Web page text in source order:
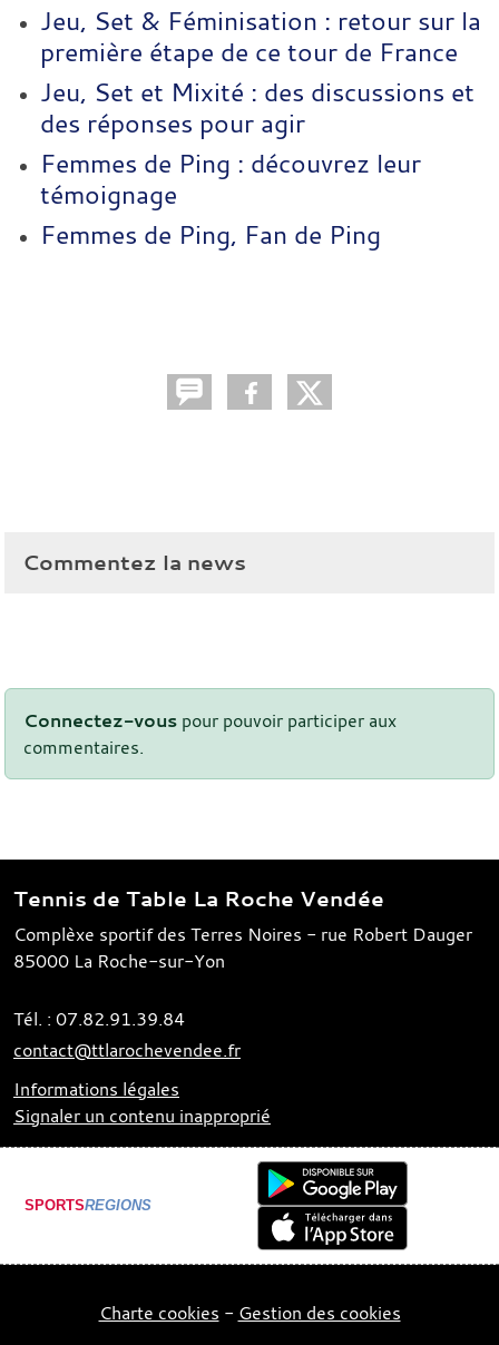
Jeu, Set & Féminisation : retour sur la
première étape de ce tour de France
Jeu, Set et Mixité : des discussions et
des réponses pour agir
Femmes de Ping : découvrez leur
témoignage
Femmes de Ping, Fan de Ping
Commentez la news
Connectez-vous pour pouvoir participer aux
commentaires.
Tennis de Table La Roche Vendée
Complèxe sportif des Terres Noires - rue Robert Dauger
85000 La Roche-sur-Yon
Tél. : 07.82.91.39.84
contact@ttlarochevendee.fr
Informations légales
Signaler un contenu inapproprié
SPORTSREGIONS
Charte cookies Gestion des cookies